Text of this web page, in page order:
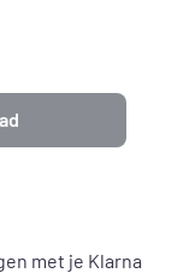
met je Klarna